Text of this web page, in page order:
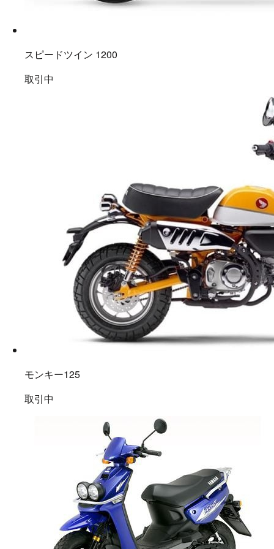
スピードツイン 1200
取引中
モンキー125
取引中